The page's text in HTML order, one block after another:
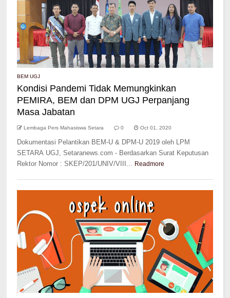
BEM UGJ
Kondisi Pandemi Tidak Memungkinkan
PEMIRA, BEM dan DPM UGJ Perpanjang
Masa Jabatan
Lembaga Pers Mahasiswa Setara 0 Oct 01, 2020
Dokumentasi Pelantikan BEM-U & DPM-U 2019 oleh LPM
SETARA UGJ, Setaranews.com - Berdasarkan Surat Keputusan
Rektor Nomor : SKEP/201/UNIV/VIII... Readmore